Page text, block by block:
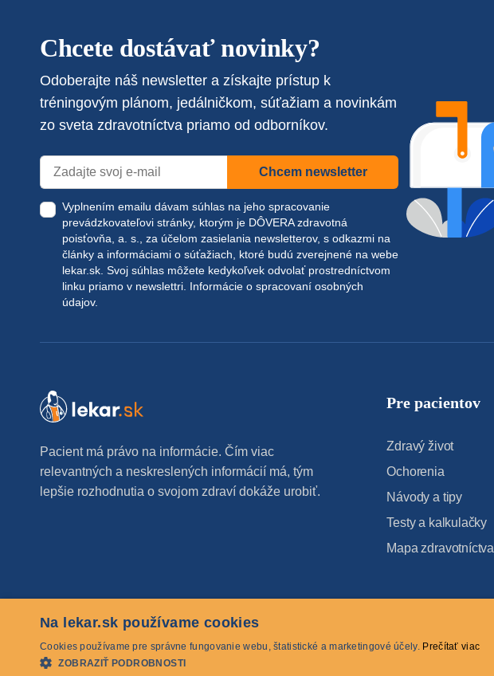
Chcete dostávať novinky?
Odoberajte náš newsletter a získajte prístup k
tréningovým plánom, jedálničkom, súťažiam a novinkám
zo sveta zdravotníctva priamo od odborníkov.
Chcem newsletter
Vyplnením emailu dávam súhlas na jeho spracovanie
prevádzkovateľovi stránky, ktorým je DÔVERA zdravotná
poisťovňa, a. s., za účelom zasielania newsletterov, s odkazmi na
články a informáciami o súťažiach, ktoré budú zverejnené na webe
lekar.sk . Svoj súhlas môžete kedykoľvek odvolať prostredníctvom
linku priamo v newslettri. Informácie o spracovaní osobných
údajov.
Pacient má právo na informácie. Čím viac
relevantných a neskreslených informácií má, tým
lepšie rozhodnutia o svojom zdraví dokáže urobiť.
Pre pacientov
Zdravý život
Ochorenia
Návody a tipy
Testy a kalkulačky
Mapa zdravotníctva
© 2026 lekar.sk Všetky práva vyhradené
Na lekar.sk používame cookies
Cookies používame pre správne fungovanie webu, štatistické a marketingové účely. Prečítať viac
ZOBRAZIŤ PODROBNOSTI